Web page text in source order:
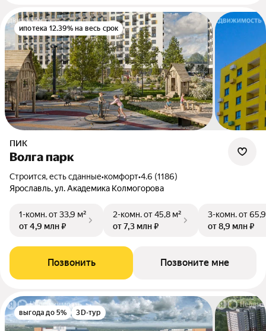
ипотека 12.39% на весь срок
ПИК
Волга парк
Строится, есть сданные•комфорт•4.6 (1186)
Ярославль, ул. Академика Колмогорова
1-комн.от 33,9 м²
от 4,9 млн ₽
2-комн.от 45,8 м²
от 7,3 млн ₽
3-комн.от
от 8,9 млн ₽
Позвонить Позвоните мне
выгода до 5% 3D-тур